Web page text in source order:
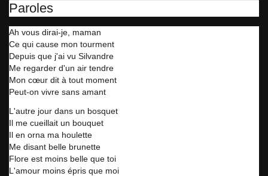
Paroles
Ah vous dirai-je, maman
Ce qui cause mon tourment
Depuis que j'ai vu Silvandre
Me regarder d'un air tendre
Mon cœur dit à tout moment
Peut-on vivre sans amant
L'autre jour dans un bosquet
Il me cueillait un bouquet
Il en orna ma houlette
Me disant belle brunette
Flore est moins belle que toi
L'amour moins épris que moi